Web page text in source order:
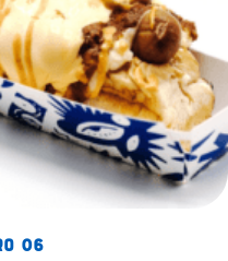
06